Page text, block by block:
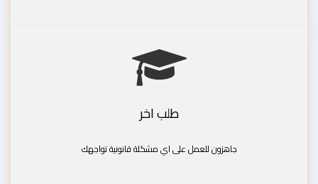
طلب اخر
جاهزون للعمل على اي مشكلة قانونية تواجهك